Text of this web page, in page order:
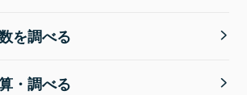
を調べる
・調べる